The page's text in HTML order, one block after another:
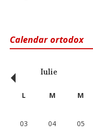
Calendar ortodox
Iulie
‹ L M M
03
04 05